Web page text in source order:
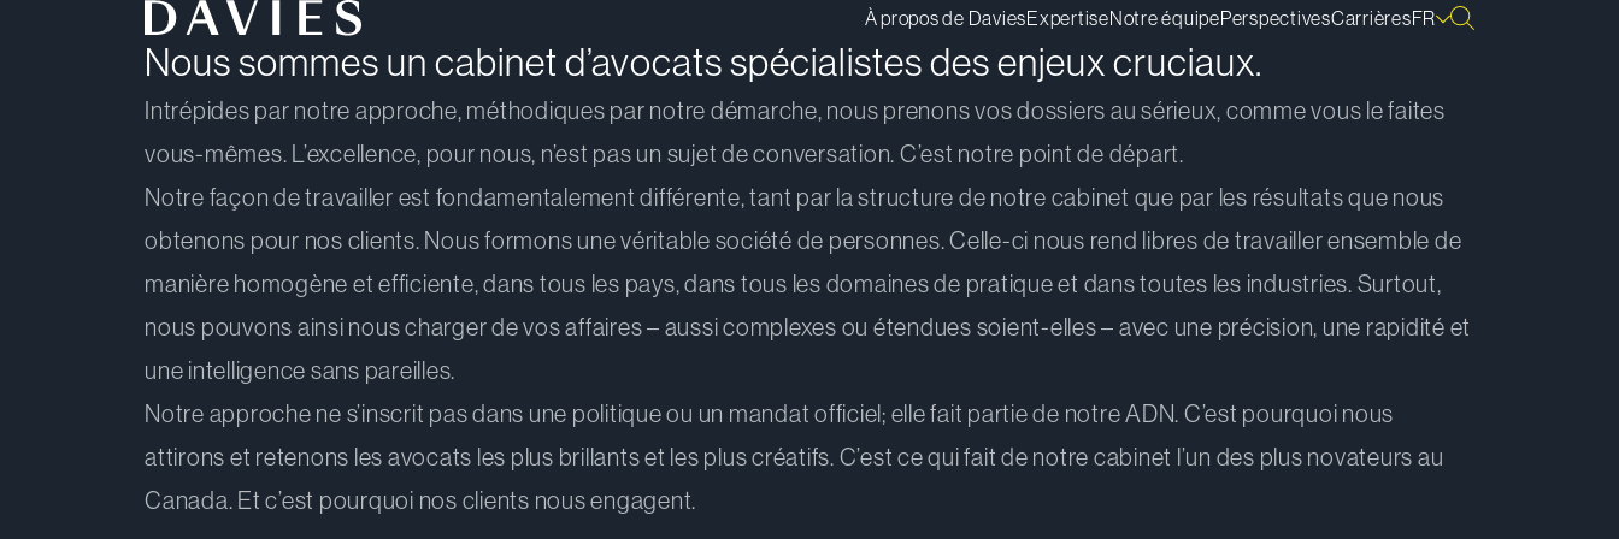
À propos de DaviesExpertiseNotre équipePerspectivesCarrièresFR
Nous sommes un cabinet d’avocats spécialistes des enjeux cruciaux.
Intrépides par notre approche, méthodiques par notre démarche, nous prenons vos dossiers au sérieux, comme vous le faites
vous-mêmes. L’excellence, pour nous, n’est pas un sujet de conversation. C’est notre point de départ.
Notre façon de travailler est fondamentalement différente, tant par la structure de notre cabinet que par les résultats que nous
obtenons pour nos clients. Nous formons une véritable société de personnes. Celle-ci nous rend libres de travailler ensemble de
manière homogène et efficiente, dans tous les pays, dans tous les domaines de pratique et dans toutes les industries. Surtout,
nous pouvons ainsi nous charger de vos affaires – aussi complexes ou étendues soient-elles – avec une précision, une rapidité et
une intelligence sans pareilles.
Notre approche ne s’inscrit pas dans une politique ou un mandat officiel; elle fait partie de notre ADN. C’est pourquoi nous
attirons et retenons les avocats les plus brillants et les plus créatifs. C’est ce qui fait de notre cabinet l’un des plus novateurs au
Canada. Et c’est pourquoi nos clients nous engagent.